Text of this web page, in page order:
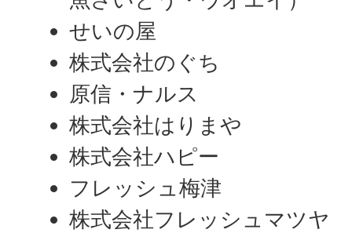
せいの屋
株式会社のぐち
原信・ナルス
株式会社はりまや
株式会社ハピー
フレッシュ梅津
株式会社フレッシュマツヤ